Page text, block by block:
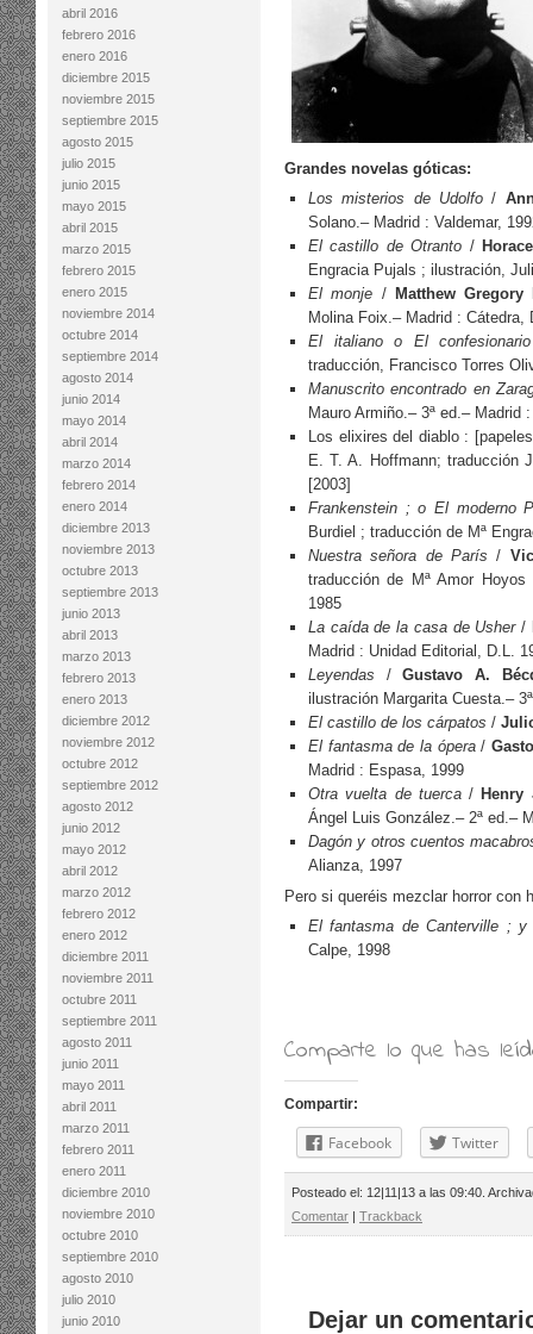
abril 2016
febrero 2016
enero 2016
diciembre 2015
noviembre 2015
septiembre 2015
agosto 2015
julio 2015
junio 2015
mayo 2015
abril 2015
marzo 2015
febrero 2015
enero 2015
noviembre 2014
octubre 2014
septiembre 2014
agosto 2014
junio 2014
mayo 2014
abril 2014
marzo 2014
febrero 2014
enero 2014
diciembre 2013
noviembre 2013
octubre 2013
septiembre 2013
junio 2013
abril 2013
marzo 2013
febrero 2013
enero 2013
diciembre 2012
noviembre 2012
octubre 2012
septiembre 2012
agosto 2012
junio 2012
mayo 2012
abril 2012
marzo 2012
febrero 2012
enero 2012
diciembre 2011
noviembre 2011
octubre 2011
septiembre 2011
agosto 2011
junio 2011
mayo 2011
abril 2011
marzo 2011
febrero 2011
enero 2011
diciembre 2010
noviembre 2010
octubre 2010
septiembre 2010
agosto 2010
julio 2010
junio 2010
Grandes novelas góticas:
Los misterios de Udolfo /
Solano.– Madrid : Valdemar,
El castillo de Otranto /
Engracia Pujals ; ilustración,
El monje / Matthew Gregory
Molina Foix.– Madrid : Cátedra,
El italiano o El
traducción, Francisco Torres
Manuscrito encontrado en
Mauro Armiño.– 3ª ed.– Madrid
Los elixires del diablo :
E. T. A. Hoffmann; traducción
[2003]
Frankenstein ; o El moderno
Burdiel ; traducción de Mª
Nuestra señora de París /
traducción de Mª Amor
1985
La caída de la casa de Usher/
Madrid : Unidad Editorial, D.L.
Leyendas /Gustavo A.
ilustración Margarita Cuesta.–
El castillo de los cárpatos /
El fantasma de la ópera/
Madrid : Espasa, 1999
Otra vuelta de tuerca/ Henry
Ángel Luis González.– 2ª ed.–
Dagón y otros cuentos
Alianza, 1997
Pero si queréis mezclar horror con
El fantasma de Canterville ; y
Calpe, 1998
Comparte lo que has
Compartir:
Facebook Twitter
Posteado el: 12|11|13 a las 09:40.
Comentar
Trackback
Dejar un